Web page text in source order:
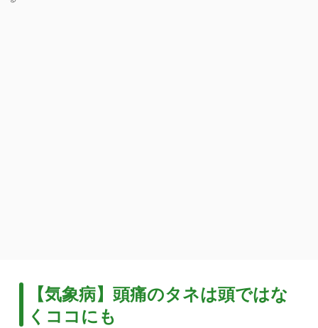
【気象病】頭痛のタネは頭ではな
くココにも